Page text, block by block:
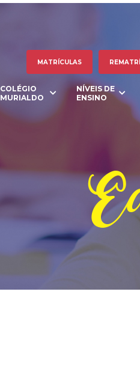
MATRÍCULAS
COLÉGIO
MURIALDO
NÍVEIS DE
ENSINO